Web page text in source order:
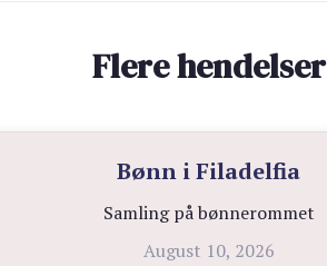
Flere hendelser
Bønn i Filadelfia
Samling på bønnerommet
August 10, 2026